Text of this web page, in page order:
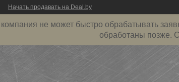
Начать продавать на Deal.by
не может быстро обрабатывать
обработаны позже.